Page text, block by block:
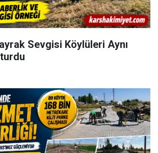
Sevgisi Köylüleri Aynı